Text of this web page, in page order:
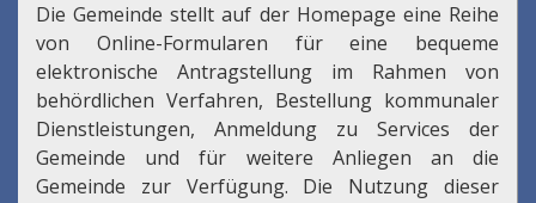
Die Gemeinde stellt auf der Homepage eine Reihe
von Online-Formularen für eine bequeme
elektronische Antragstellung im Rahmen von
behördlichen Verfahren, Bestellung kommunaler
Dienstleistungen, Anmeldung zu Services der
Gemeinde und für weitere Anliegen an die
Gemeinde zur Verfügung. Die Nutzung dieser